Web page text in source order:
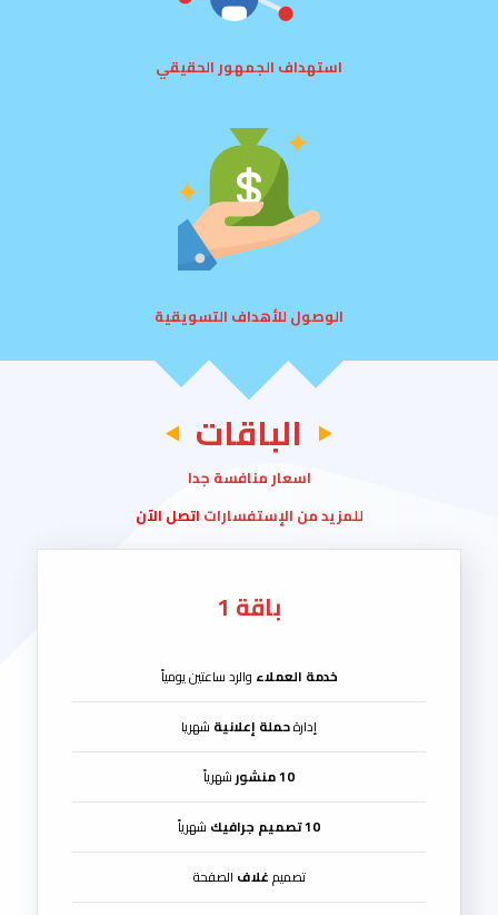
استهداف الجمهور الحقيقي
الوصول للأهداف التسويقية
الباقات
اسعار منافسة جدا
للمزيد من الإستفسارات اتصل الآن
باقة 1
خدمة العملاء والرد ساعتين يومياً
إدارةحملة إعلانية شهريا
10 منشور شهرياً
10 تصميم جرافيك شهرياً
تصميمغلاف الصفحة